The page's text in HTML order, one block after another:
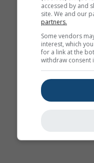
accessed by and
site. We and our
partners.
Some vendors
interest, which
for a link at the
withdraw consent